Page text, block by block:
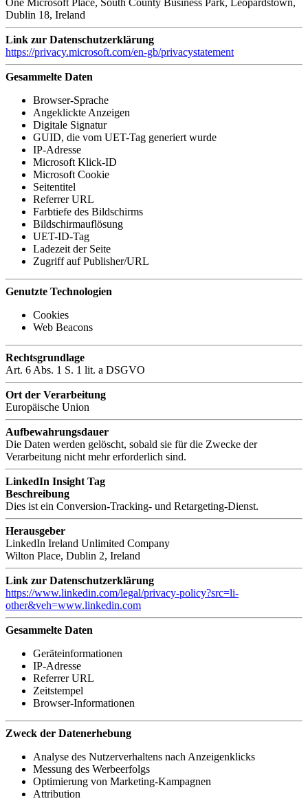
One Microsoft Place, South County Business Park, Leopardstown,
Dublin 18, Ireland
Link zur Datenschutzerklärung
https://privacy.microsoft.com/en-gb/privacystatement
Gesammelte Daten
Browser-Sprache
Angeklickte Anzeigen
Digitale Signatur
GUID, die vom UET-Tag generiert wurde
IP-Adresse
Microsoft Klick-ID
Microsoft Cookie
Seitentitel
Referrer URL
Farbtiefe des Bildschirms
Bildschirmauflösung
UET-ID-Tag
Ladezeit der Seite
Zugriff auf Publisher/URL
Genutzte Technologien
Cookies
Web Beacons
Rechtsgrundlage
Art. 6 Abs. 1 S. 1 lit. a DSGVO
Ort der Verarbeitung
Europäische Union
Aufbewahrungsdauer
Die Daten werden gelöscht, sobald sie für die Zwecke der
Verarbeitung nicht mehr erforderlich sind.
LinkedIn Insight Tag
Beschreibung
Dies ist ein Conversion-Tracking- und Retargeting-Dienst.
Herausgeber
LinkedIn Ireland Unlimited Company
Wilton Place, Dublin 2, Ireland
Link zur Datenschutzerklärung
https://www.linkedin.com/legal/privacy-policy?src=li-
other&veh=www.linkedin.com
Gesammelte Daten
Geräteinformationen
IP-Adresse
Referrer URL
Zeitstempel
Browser-Informationen
Zweck der Datenerhebung
Analyse des Nutzerverhaltens nach Anzeigenklicks
Messung des Werbeerfolgs
Optimierung von Marketing-Kampagnen
Attribution